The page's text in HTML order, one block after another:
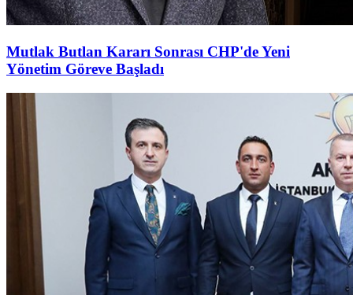
Mutlak Butlan Kararı Sonrası CHP'de Yeni
Yönetim Göreve Başladı